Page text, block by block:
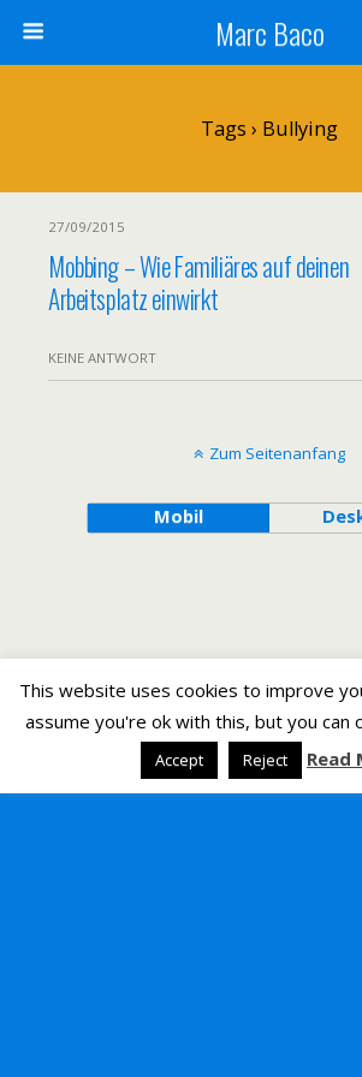
Marc Baco
Tags › Bullying
27/09/2015
Mobbing – Wie Familiäres auf deinen
Arbeitsplatz einwirkt
KEINE ANTWORT
Zum Seitenanfang
Mobil
This website uses cookies to improve
assume you're ok with this, but you can
Accept Reject Read